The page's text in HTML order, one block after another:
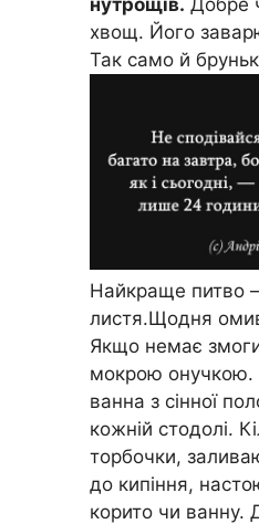
нутрощів. Добре
хвощ. Його
Так само й
Найкраще питво –
листя.Щодня
Якщо немає
мокрою онучкою.
ванна з сінної
кожній стодолі.
торбочки,
до кипіння,
корито чи ванну.